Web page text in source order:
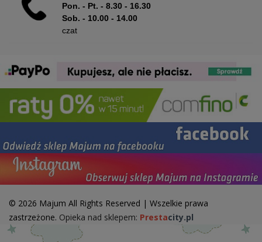
Pon. - Pt. - 8.30 - 16.30
Sob. - 10.00 - 14.00
czat
© 2026 Majum All Rights Reserved | Wszelkie prawa
zastrzeżone. Opieka nad sklepem: Prestacity.pl